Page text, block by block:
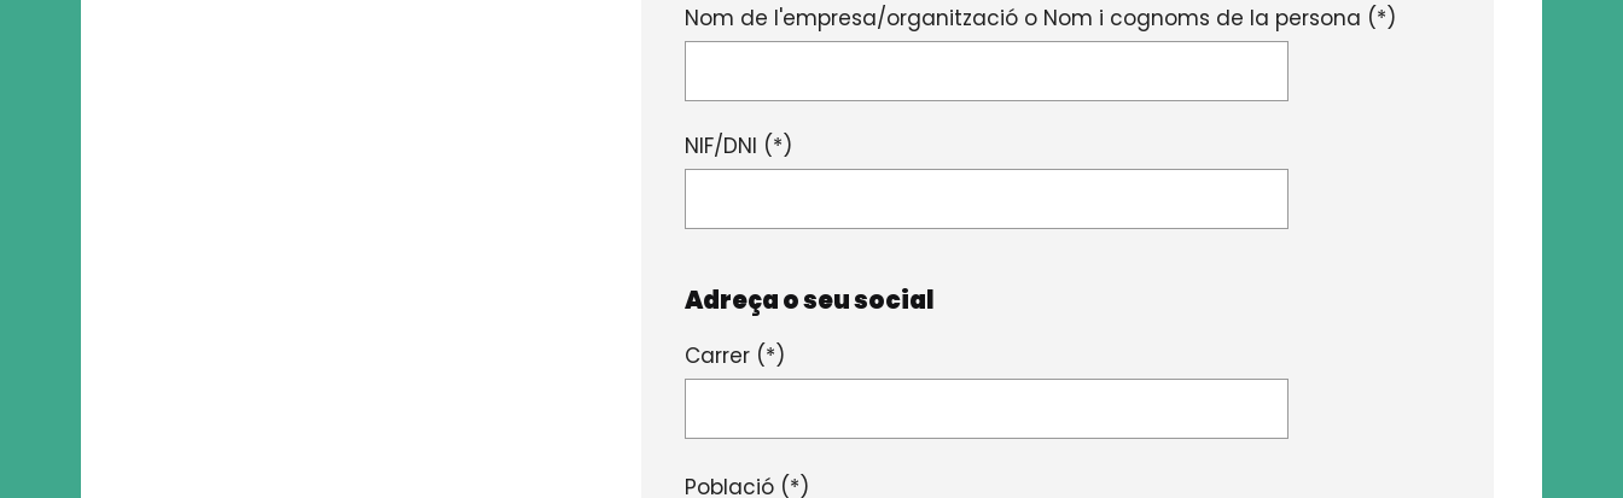
Nom de l'empresa/organització o Nom i cognoms de la persona (*)
NIF/DNI (*)
Adreça o seu social
Carrer (*)
Població (*)